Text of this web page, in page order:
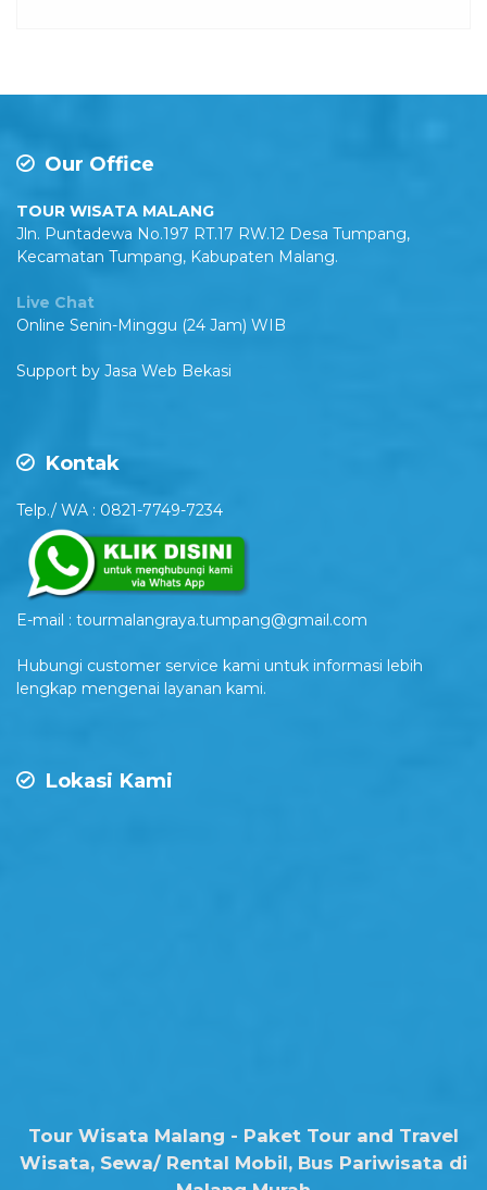
Our Office
TOUR WISATA MALANG
Jln. Puntadewa No.197 RT.17 RW.12 Desa Tumpang,
Kecamatan Tumpang, Kabupaten Malang.
Live Chat
Online Senin-Minggu (24 Jam) WIB
Support by Jasa Web Bekasi
Kontak
Telp./ WA : 0821-7749-7234
E-mail : tourmalangraya.tumpang@gmail.com
Hubungi customer service kami untuk informasi lebih
lengkap mengenai layanan kami.
Lokasi Kami
Tour Wisata Malang - Paket Tour and Travel
Wisata, Sewa/ Rental Mobil, Bus Pariwisata di